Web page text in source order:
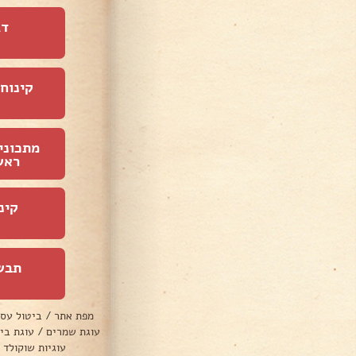
מפת אתר / ביטול
עוגת שמרים / עוגת
עוגיות